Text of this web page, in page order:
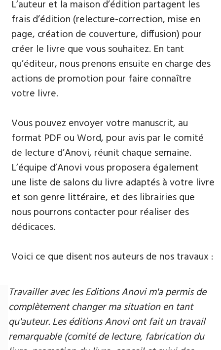
L’auteur et la maison d’édition partagent les
frais d’édition (relecture-correction, mise en
page, création de couverture, diffusion) pour
créer le livre que vous souhaitez. En tant
qu’éditeur, nous prenons ensuite en charge des
actions de promotion pour faire connaître
votre livre.
Vous pouvez envoyer votre manuscrit, au
format PDF ou Word, pour avis par le comité
de lecture d’Anovi, réunit chaque semaine.
L’équipe d’Anovi vous proposera également
une liste de salons du livre adaptés à votre livre
et son genre littéraire, et des librairies que
nous pourrons contacter pour réaliser des
dédicaces.
Voici ce que disent nos auteurs de nos travaux :
Travailler avec les Editions Anovi m'a permis de
complètement changer ma situation en tant
qu'auteur. Les éditions Anovi ont fait un travail
remarquable (comité de lecture, fabrication du